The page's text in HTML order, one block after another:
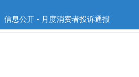
信息公开 - 月度消费者投诉通报